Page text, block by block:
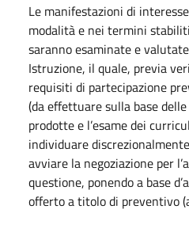
Le manifestazioni di
modalità e nei termini
saranno esaminate e
Istruzione, il quale, previa
requisiti di partecipazione
(da effettuare sulla base
prodotte e l’esame dei
individuare
avviare la negoziazione per
questione, ponendo a base
offerto a titolo di preventivo